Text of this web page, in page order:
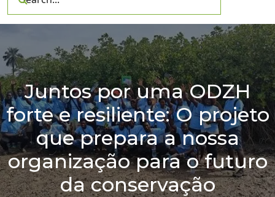
Juntos por uma ODZH
forte e resiliente: O projeto
que prepara a nossa
organização para o futuro
da conservação